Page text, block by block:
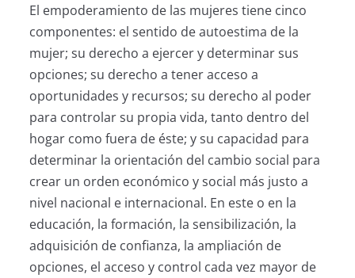
El empoderamiento de las mujeres tiene cinco
componentes: el sentido de autoestima de la
mujer; su derecho a ejercer y determinar sus
opciones; su derecho a tener acceso a
oportunidades y recursos; su derecho al poder
para controlar su propia vida, tanto dentro del
hogar como fuera de éste; y su capacidad para
determinar la orientación del cambio social para
crear un orden económico y social más justo a
nivel nacional e internacional. En este o en la
educación, la formación, la sensibilización, la
adquisición de confianza, la ampliación de
opciones, el acceso y control cada vez mayor de